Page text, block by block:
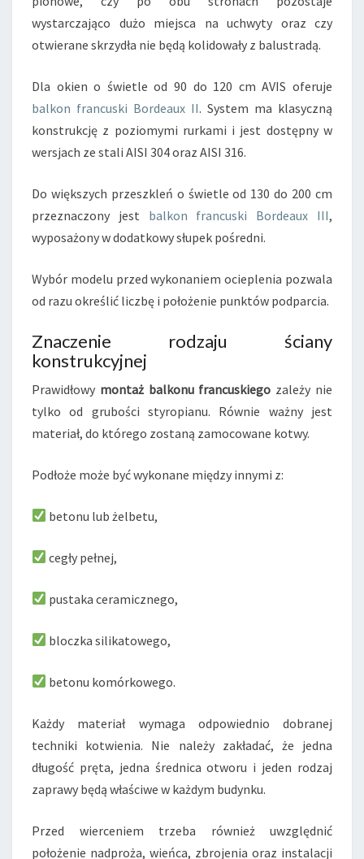
wystarczająco dużo miejsca na uchwyty oraz czy
otwierane skrzydła nie będą kolidowały z balustradą.
Dla okien o świetle od 90 do 120 cm AVIS oferuje
balkon francuski Bordeaux II. System ma klasyczną
konstrukcję z poziomymi rurkami i jest dostępny w
wersjach ze stali AISI 304 oraz AISI 316.
Do większych przeszkleń o świetle od 130 do 200 cm
przeznaczony jest balkon francuski Bordeaux III,
wyposażony w dodatkowy słupek pośredni.
Wybór modelu przed wykonaniem ocieplenia pozwala
od razu określić liczbę i położenie punktów podparcia.
Znaczenie rodzaju ściany
konstrukcyjnej
Prawidłowy montaż balkonu francuskiego zależy nie
tylko od grubości styropianu. Równie ważny jest
materiał, do którego zostaną zamocowane kotwy.
Podłoże może być wykonane między innymi z:
betonu lub żelbetu,
cegły pełnej,
pustaka ceramicznego,
bloczka silikatowego,
betonu komórkowego.
Każdy materiał wymaga odpowiednio dobranej
techniki kotwienia. Nie należy zakładać, że jedna
długość pręta, jedna średnica otworu i jeden rodzaj
zaprawy będą właściwe w każdym budynku.
Przed wierceniem trzeba również uwzględnić
położenie nadproża, wieńca, zbrojenia oraz instalacji